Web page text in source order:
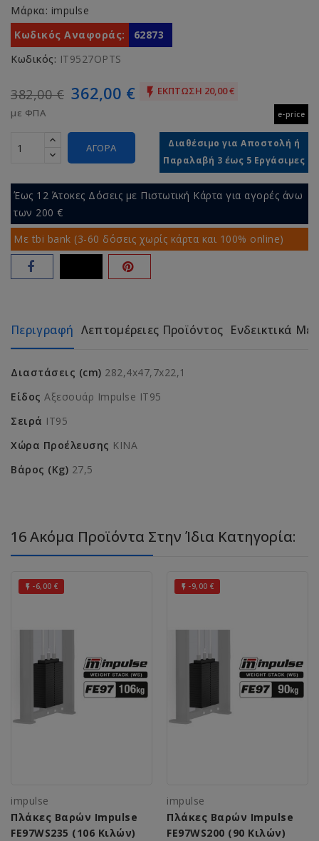
Μάρκα: impulse
Κωδικός Αναφοράς:
62873
Κωδικός: IT9527OPTS
382,00 € 362,00 €  ΈΚΠΤΩΣΗ 20,00 €
με ΦΠΑ
e-price
Διαθέσιμο για Αποστολή ή
Παραλαβή 3 έως 5 Εργάσιμες
ΑΓΟΡΆ
Έως 12 Άτοκες Δόσεις με Πιστωτική Κάρτα για αγορές άνω
των 200 €
Με tbi bank (3-60 δόσεις χωρίς κάρτα και 100% online)
Περιγραφή Λεπτομέρειες Προϊόντος Ενδεικτικά
Διαστάσεις (cm) 282,4x47,7x22,1
Είδος Αξεσουάρ Impulse IT95
Σειρά IT95
Χώρα Προέλευσης ΚΙΝΑ
Βάρος (Kg) 27,5
16 Ακόμα Προϊόντα Στην Ίδια Κατηγορία:
 -6,00 €
impulse
Πλάκες Βαρών Impulse
FE97WS235 (106 Κιλών)
 -9,00 €
impulse
Πλάκες Βαρών Impulse
FE97WS200 (90 Κιλών)